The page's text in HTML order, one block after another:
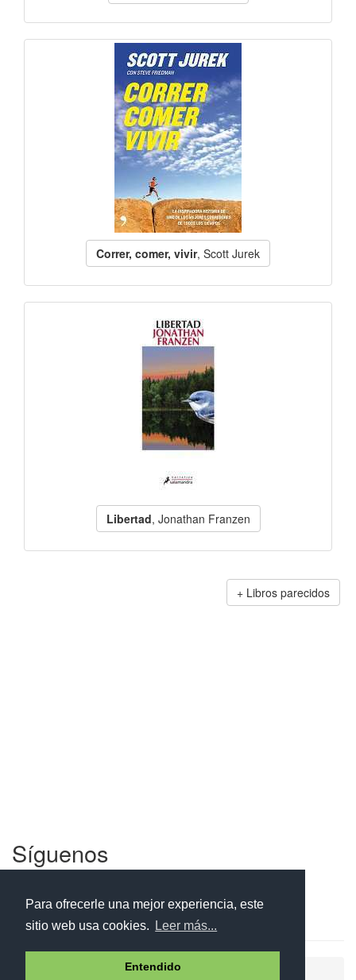
Para ofrecerle una mejor experiencia, este
sitio web usa cookies.
Leer más...
Entendido
Correr, comer, vivir, Scott Jurek
Libertad, Jonathan Franzen
Libros parecidos
Síguenos
Aviso legal